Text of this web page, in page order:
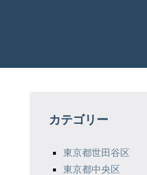
カテゴリー
東京都世田谷区
東京都中央区